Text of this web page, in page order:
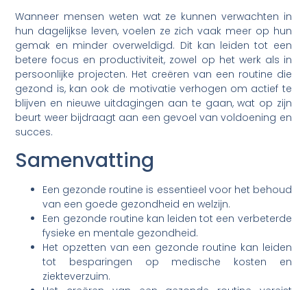
Wanneer mensen weten wat ze kunnen verwachten in
hun dagelijkse leven, voelen ze zich vaak meer op hun
gemak en minder overweldigd. Dit kan leiden tot een
betere focus en productiviteit, zowel op het werk als in
persoonlijke projecten. Het creëren van een routine die
gezond is, kan ook de motivatie verhogen om actief te
blijven en nieuwe uitdagingen aan te gaan, wat op zijn
beurt weer bijdraagt aan een gevoel van voldoening en
succes.
Samenvatting
Een gezonde routine is essentieel voor het behoud
van een goede gezondheid en welzijn.
Een gezonde routine kan leiden tot een verbeterde
fysieke en mentale gezondheid.
Het opzetten van een gezonde routine kan leiden
tot besparingen op medische kosten en
ziekteverzuim.